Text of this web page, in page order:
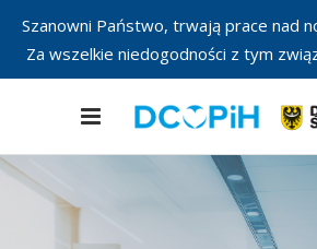
Szanowni Państwo, trwają prace nad
Za wszelkie niedogodności z tym